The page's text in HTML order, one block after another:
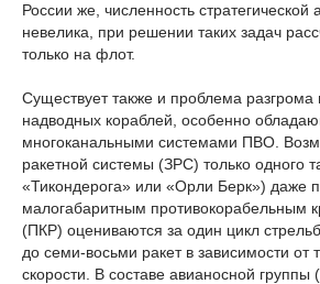
России же, численность стратегической
невелика, при решении таких задач
только на флот.
Существует также и проблема разгрома
надводных кораблей, особенно
многоканальными системами ПВО.
ракетной системы (ЗРС) только одного
«Тикондерога» или «Орли Берк») даже
малогабаритным противокорабельным
(ПКР) оцениваются за один цикл
до семи-восьми ракет в зависимости от
скорости. В составе авианосной группы